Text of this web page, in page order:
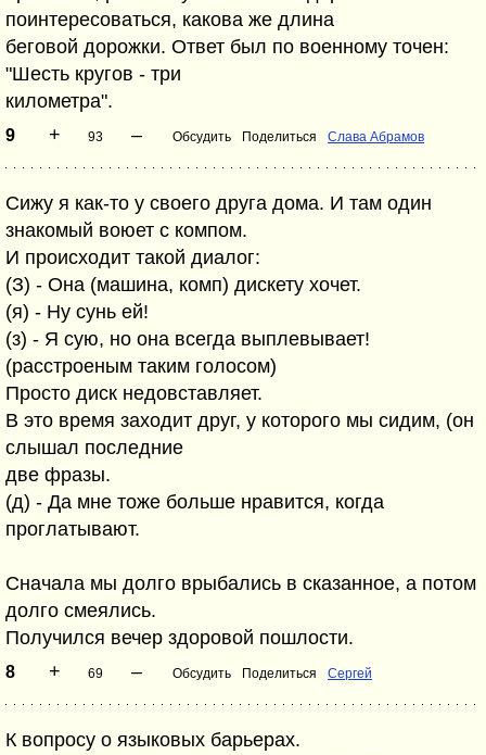
поинтересоваться, какова же длина
беговой дорожки. Ответ был по военному точен:
"Шесть кругов - три
километра".
9 + 93 – Обсудить Поделиться Слава Абрамов
Сижу я как-то у своего друга дома. И там один
знакомый воюет с компом.
И происходит такой диалог:
(З) - Она (машина, комп) дискету хочет.
(я) - Ну сунь ей!
(з) - Я сую, но она всегда выплевывает!
(расстроеным таким голосом)
Просто диск недовставляет.
В это время заходит друг, у которого мы сидим, (он
слышал последние
две фразы.
(д) - Да мне тоже больше нравится, когда
проглатывают.
Сначала мы долго врыбались в сказанное, а потом
долго смеялись.
Получился вечер здоровой пошлости.
8 + 69 – Обсудить Поделиться Сергей
К вопросу о языковых барьерах.